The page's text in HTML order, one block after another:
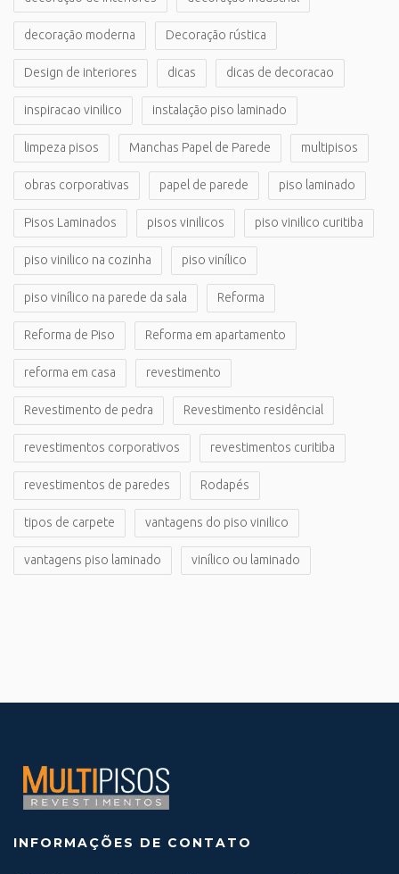
decoração moderna Decoração rústica
Design de interiores dicas dicas de decoracao
inspiracao vinilico instalação piso laminado
limpeza pisos Manchas Papel de Parede multipisos
obras corporativas papel de parede piso laminado
Pisos Laminados pisos vinilicos piso vinilico curitiba
piso vinilico na cozinha piso vinílico
piso vinílico na parede da sala Reforma
Reforma de Piso Reforma em apartamento
reforma em casa revestimento
Revestimento de pedra Revestimento residêncial
revestimentos corporativos revestimentos curitiba
revestimentos de paredes Rodapés
tipos de carpete vantagens do piso vinilico
vantagens piso laminado vinílico ou laminado
INFORMAÇÕES DE CONTATO